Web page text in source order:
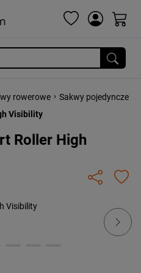
rowerowe › Sakwy pojedyncze
Visibility
Roller High
Next